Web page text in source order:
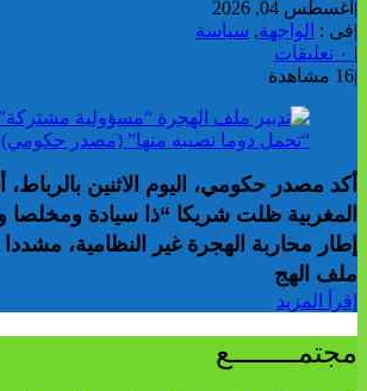
| أغسطس 04, 2026
|فى : الواجهة, سياسة
|
|16 مشاهدة
أكد مصدر حكومي، اليوم الاثنين بالرباط،
المغربية ظلت شريكا “ذا سيادة
إطار محاربة الهجرة غير النظامية،
ملف الهج
إقرأ المزيد
مجتمــــــــع